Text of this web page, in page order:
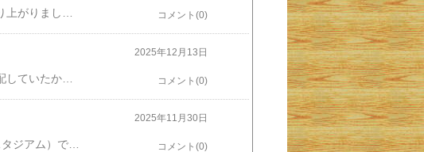
コメント(0)
本日は招待状を受け取って以来ずっと​心配していた結婚式​がありました。何を心配していたかというと道路の混雑。結婚式は京都のど真ん中で行います。京都駅から式を挙げるホテルまでシャトルバスが出るというのですが、観光客、とりわけインバウンドが多いと聞いている最近の京都の道路事情を考えると、時間が読めないのではと心配でした。地図で見る限り車で30分もかからなさそうな距離ですが、路線バスは積み残しも出るほど混雑すると聞いています。ところが、ところが。土曜の朝の時間帯ということもあったのか、道路はスキスキ、車はすいすい。たぶん首相の失言（？）に端を発した隣の大国からの旅行客が大幅に減少していることが大きな原因と思われます。今年の正月にも家族連れでその近くに行ったのですが、今日はその時とは比べ物にならないくらいゆったりとしていました。招待状をいただいたときは「なんでこのご時世に京都のど真ん中で結婚式を」と思っていましたが、これくらいなら全然オッケーです。さて本日の結婚式で私は「乾杯の音頭」をとる役を依頼されていましたが、ここにはちょっとした「罠」がありました。これまで出席してきた結婚式では新郎新婦それぞれの上司などが来賓の祝辞を述べ、それが終わると乾杯になるのが一般的な流れでした。しかし、会場に入ってからホテリアーが近づいてきて言うには「今日は来賓の祝辞はありません。式は乾杯から始まる流れになります」と。つまり私が乾杯の音頭取り＆唯一の来賓だというではありませんか。こっちは乾杯の音頭係という、言わばナンバースリーだと思って気軽に考えていたのに「唯一の主賓」ですか。そうは言われても今さら主賓として滔々と挨拶することもできません。というか主賓という名の上司連中を呼んでいないのは新婚夫婦がざっくばらんな結婚披露パーティーにしようとしている意図の表れと解釈し、私もそれに合わせて極々ざっくばらんなスピーチを２～３分だけ行い、その後に「カンパーイ」の発声をさせていただきました。新婦の友人や新婦の親から「簡潔でいい挨拶だった」と感想（お世辞？）をいただいたので「まいっか」。
2025年12月13日
コメント(0)
今週はJリーグの最終節*、昨日は琉球FCの応援に沖縄県総合運動公園(ひやごんスタジアム）でサッカー観戦してきました。*J2、J3奈良にいるときは奈良クラブを、沖縄にいるときは琉球FCを応援するコウモリサポーター（笑）。しかも今シーズンは奈良も琉球も同じJ３に所属しています。琉球FCはJ2から転落してからあまりいいところなく、今シーズンも低迷しています。奈良は下部のJFLから昇格して３シーズン目ですが、今年は最終節までJ2への昇格争いを演じ頑張っていました（結果は一歩及ばず）。さて今年の琉球FC。昇格争いに顔を出すでもなく観客数もいまいち。観客のシーズン平均2千人台は寂しい限りです。ただ昨日は最終戦とあってそこそこにぎわっていました。ハーフタイムには食べ物ブースのまわりにも人があふれていて、勝敗関係なく、生でサッカー観戦を楽しもうという雰囲気がありました。試合は前半０－０からの後半、16分に琉球が先制点を入れサポーターは沸きました。ただし、その7分後に追いつかれて結局は１－１のドロー。勝ちきれなかったけど、相手は優勝争いの八戸なのでよくやったと言うべきでしょうか。こういう試合を何試合も見せられてきた観客はサバサバしているように見えました。日の当たるバックスタンドはガラガラでしたが、メインスタンドはそこそこ入っており入場者数は主催者発表3543人。今シーズン私は結局、奈良も琉球もそれぞれ１試合ずつしか生観戦しませんでしたが、やはり順位が表す通り奈良の方がいいサッカーをしていて、琉球は最終戦も地元の利を生かせないイマイチ迫力に欠ける試合ぶりでした。来年は奈良と琉球が優勝争いを演じて、J２にアベック昇格して欲しいものです。
2025年11月30日
コメント(0)